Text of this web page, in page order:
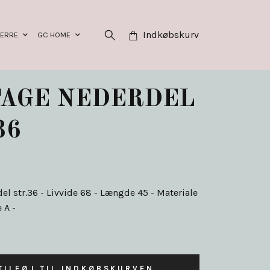
GC HOME Indkøbskurv
NEDERDEL
str.36 - Livvide 68 - Længde 45 - Materiale
A -